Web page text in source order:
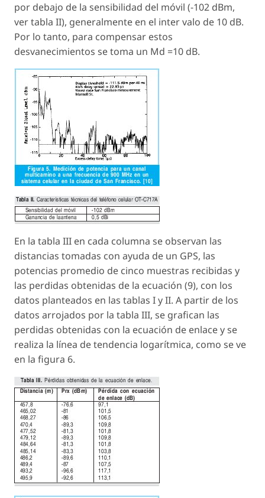
por debajo de la sensibilidad del móvil (-102 dBm,
ver tabla II), generalmente en el inter valo de 10 dB.
Por lo tanto, para compensar estos
desvanecimientos se toma un Md =10 dB.
En la tabla III en cada columna se observan las
distancias tomadas con ayuda de un GPS, las
potencias promedio de cinco muestras recibidas y
las perdidas obtenidas de la ecuación (9), con los
datos planteados en las tablas I y II. A partir de los
datos arrojados por la tabla III, se grafican las
perdidas obtenidas con la ecuación de enlace y se
realiza la línea de tendencia logarítmica, como se ve
en la figura 6.